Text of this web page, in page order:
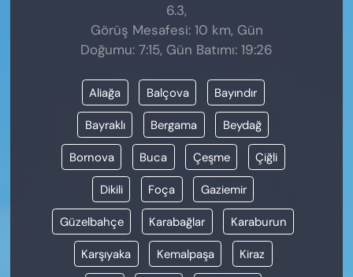
6.3,
Görüş Mesafesi: 10 km, Gün
Doğumu: 7:15, Gün Batımı: 19:26
Aliağa Balçova Bayındır
Bayraklı Bergama Beydağ
Bornova Buca Çeşme Çiğli
Dikili Foça Gaziemir
Güzelbahçe Karabağlar Karaburun
Karşıyaka Kemalpaşa Kiraz